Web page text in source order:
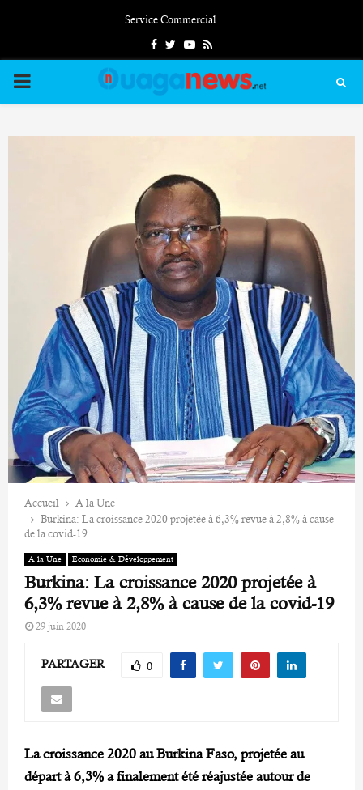
Service Commercial
FacebookTwitterYoutube
Rss
PRIMARY
Accueil
A la Une
Burkina: La croissance 2020 projetée à 6,3% revue à 2,8% à cause
de la covid-19
A la Une Economie & Développement
Burkina: La croissance 2020 projetée à
6,3% revue à 2,8% à cause de la covid-19
29 juin 2020
PARTAGER 0
La croissance 2020 au Burkina Faso, projetée au
départ à 6,3% a finalement été réajustée autour de